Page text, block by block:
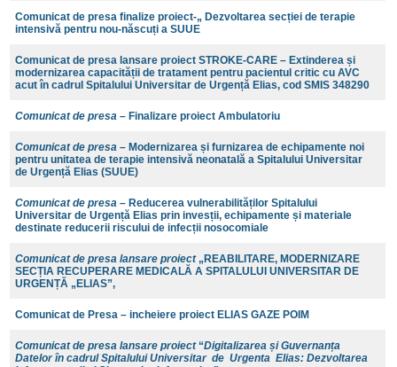
Comunicat de presa finalize proiect-„ Dezvoltarea secției de terapie
intensivă pentru nou-născuți a SUUE
Comunicat de presa lansare proiect STROKE-CARE – Extinderea și
modernizarea capacității de tratament pentru pacientul critic cu AVC
acut în cadrul Spitalului Universitar de Urgență Elias, cod SMIS 348290
Comunicat de presa– Finalizare proiect Ambulatoriu
Comunicat de presa– Modernizarea și furnizarea de echipamente noi
pentru unitatea de terapie intensivă neonatală a Spitalului Universitar
de Urgență Elias (SUUE)
Comunicat de presa– Reducerea vulnerabilităților Spitalului
Universitar de Urgență Elias prin invesții, echipamente și materiale
destinate reducerii riscului de infecții nosocomiale
Comunicat de presa lansare proiect „REABILITARE, MODERNIZARE
SECȚIA RECUPERARE MEDICALĂ A SPITALULUI UNIVERSITAR DE
URGENȚĂ „ELIAS”,
Comunicat de Presa – incheiere proiect ELIAS GAZE POIM
Comunicat de presa lansare proiect“Digitalizarea și Guvernanța
Datelor în cadrul Spitalului Universitar de Urgenta Elias: Dezvoltarea